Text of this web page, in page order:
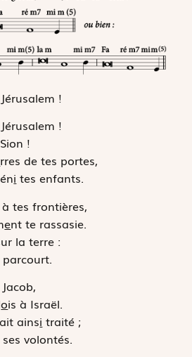
!
!
!
rres de tes portes,
i tes enfants.
à tes frontières,
ent te rassasie.
la terre :
ois à Israël.
ainsi traité ;
ses volontés.